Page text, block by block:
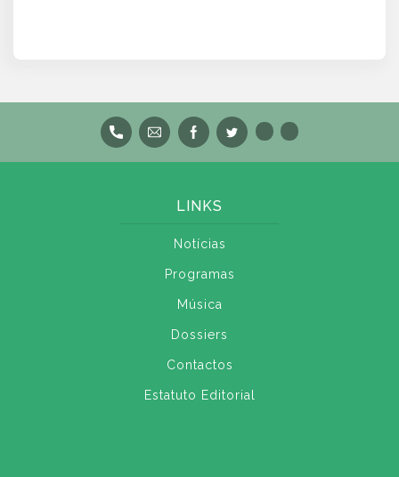
LINKS
Notícias
Programas
Música
Dossiers
Contactos
Estatuto Editorial